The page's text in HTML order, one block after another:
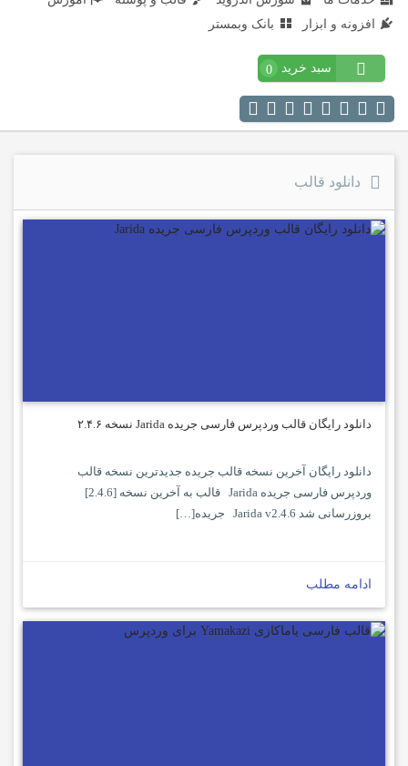
افزونه و ابزار
بانک وبمستر
سبد خرید 0
دانلود قالب
دانلود رایگان قالب وردپرس فارسی جریده Jarida نسخه ۲.۴.۶
دانلود رایگان آخرین نسخه قالب جریده جدیدترین نسخه قالب
وردپرس فارسی جریده Jarida قالب به آخرین نسخه [2.4.6]
بروزرسانی شد Jarida v2.4.6 جریده[…]
ادامه مطلب